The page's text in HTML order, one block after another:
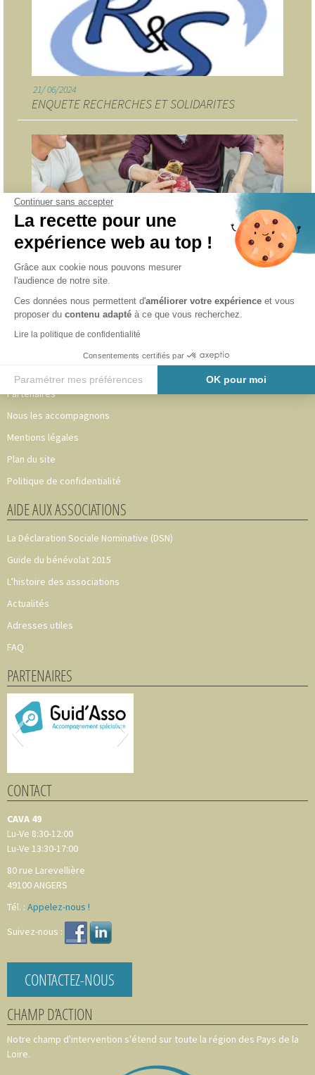
Continuer sans accepter
La recette pour une
expérience web au top !
Grâce aux cookie nous pouvons mesurer
l'audience de notre site.
Ces données nous permettent d'améliorer votre expérience et vous
proposer du contenu adapté à ce que vous recherchez.
Lire la politique de confidentialité
Consentements certifiés par
Paramétrer mes préférences OK pour moi
21 06/2024
ENQUETE RECHERCHES ET SOLIDARITES
7 05/2024
ASSOCIATION RENCONTRES, AMITIES et HANDICAP
INFORMATIONS
Partenaires
Nous les accompagnons
Mentions légales
Plan du site
Politique de confidentialité
AIDE AUX ASSOCIATIONS
La Déclaration Sociale Nominative (DSN)
Guide du bénévolat 2015
L’histoire des associations
Actualités
Adresses utiles
FAQ
PARTENAIRES
CONTACT
CAVA 49
Lu-Ve 8:30-12:00
Lu-Ve 13:30-17:00
80 rue Larevellière
49100ANGERS
Tél. : Appelez-nous !
Suivez-nous :
CONTACTEZ-NOUS
CHAMP D’ACTION
Notre champ d'intervention s'étend sur toute la région des Pays de la
Loire.